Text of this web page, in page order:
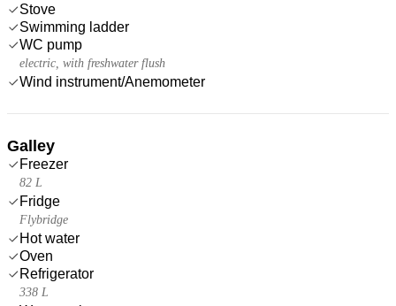
Stove
Swimming ladder
WC pump
electric, with freshwater flush
Wind instrument/Anemometer
Galley
Freezer
82 L
Fridge
Flybridge
Hot water
Oven
Refrigerator
338 L